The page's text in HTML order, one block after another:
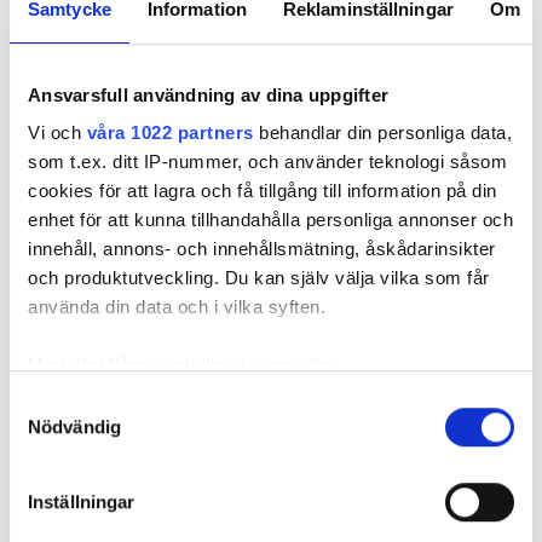
Samtycke Information Reklaminställningar Om
Ansvarsfull användning av dina uppgifter
Vi och våra 1022 partners behandlar din personliga data,
som t.ex. ditt IP-nummer, och använder teknologi såsom
cookies för att lagra och få tillgång till information på din
enhet för att kunna tillhandahålla personliga annonser och
innehåll, annons- och innehållsmätning, åskådarinsikter
och produktutveckling. Du kan själv välja vilka som får
använda din data och i vilka syften.
som kan ha en noggrannhet på upp till flera meter
Ta reda på mer om hur dina personliga uppgifter
Nödvändig
Inställningar
Öppettider
måndag
tisdag 07.00 - 23.00
onsdag 07.00 - 23.00
torsdag 07.00 - 23.00
söndag